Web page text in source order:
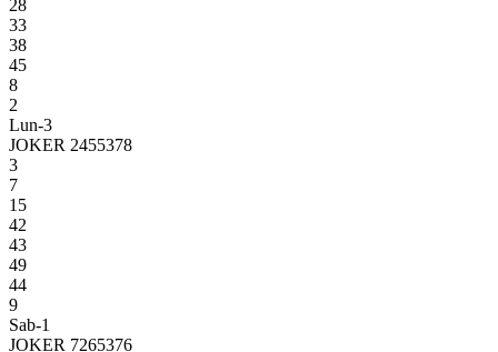
28
33
38
45
8
2
Lun-3
JOKER 2455378
3
7
15
42
43
49
44
9
Sab-1
JOKER 7265376